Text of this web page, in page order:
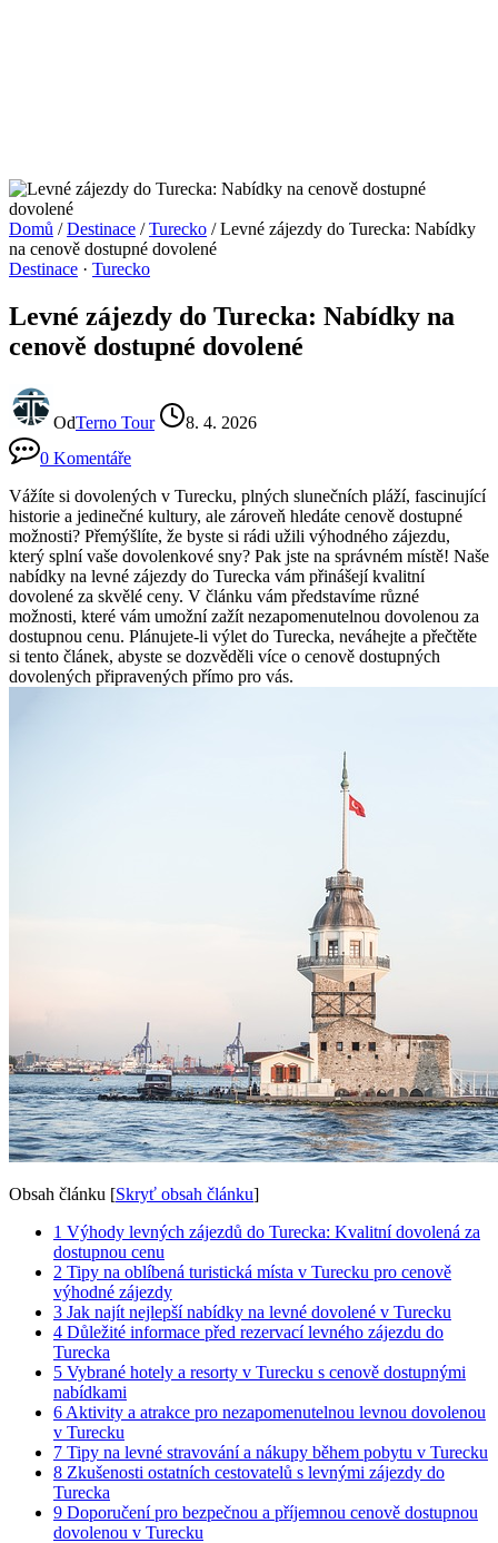
Domů / Destinace / Turecko / Levné zájezdy do Turecka: Nabídky
na cenově dostupné dovolené
Destinace · Turecko
Levné zájezdy do Turecka: Nabídky na
cenově dostupné dovolené
OdTerno Tour
8. 4. 2026
0 Komentáře
Vážíte si dovolených v Turecku, plných slunečních pláží, fascinující
historie a jedinečné kultury, ale zároveň hledáte cenově dostupné
možnosti? Přemýšlíte, že byste si rádi užili výhodného zájezdu,
který splní vaše dovolenkové sny? Pak jste na správném místě! Naše
nabídky na levné zájezdy do Turecka vám přinášejí kvalitní
dovolené za skvělé ceny. V článku vám představíme různé
možnosti, které vám umožní zažít nezapomenutelnou dovolenou za
dostupnou cenu. Plánujete-li výlet do Turecka, neváhejte a přečtěte
si tento článek, abyste se dozvěděli více o cenově dostupných
dovolených připravených přímo pro vás.
Obsah článku [Skryť obsah článku]
1 Výhody levných zájezdů do Turecka: Kvalitní dovolená za
dostupnou cenu
2 Tipy na oblíbená turistická místa v Turecku pro cenově
výhodné zájezdy
3 Jak najít nejlepší nabídky na levné dovolené v Turecku
4 Důležité informace před rezervací levného zájezdu do
Turecka
5 Vybrané hotely a resorty v Turecku s cenově dostupnými
nabídkami
6 Aktivity a atrakce pro nezapomenutelnou levnou dovolenou
v Turecku
7 Tipy na levné stravování a nákupy během pobytu v Turecku
8 Zkušenosti ostatních cestovatelů s levnými zájezdy do
Turecka
9 Doporučení pro bezpečnou a příjemnou cenově dostupnou
dovolenou v Turecku